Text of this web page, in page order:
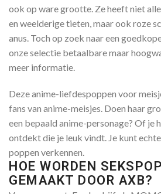
ook op ware grootte. Ze heeft niet
en weelderige tieten, maar ook roze
anus. Toch op zoek naar een
onze selectie betaalbare maar
meer informatie.
Deze anime-liefdespoppen voor
fans van anime-meisjes. Doen haar
een bepaald anime-personage? Of je
ontdekt die je leuk vindt. Je kunt
poppen verkennen.
HOE WORDEN
GEMAAKT DOOR AXB?